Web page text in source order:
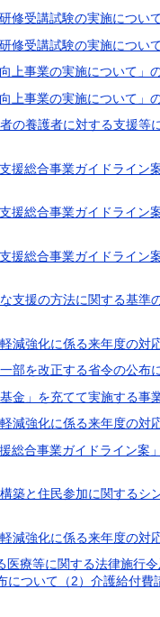
受講試験の実施につい
受講試験の実施につい
事業の実施について」
事業の実施について」
の養護者に対する支援等
総合事業ガイドライン
総合事業ガイドライン
総合事業ガイドライン
支援の方法に関する基準
強化に係る来年度の対
部を改正する省令の公布
」を充てて実施する事
強化に係る来年度の対
合事業ガイドライン案
築と住民参加に関するシ
減強化に係る来年度の対
療等に関する法律施行
について（2）介護給付費